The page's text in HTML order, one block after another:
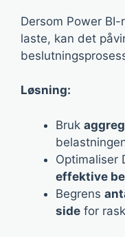
Dersom Power
laste, kan det
Løsning:
Bruk
Optimaliser
effektive
Begrens
side for